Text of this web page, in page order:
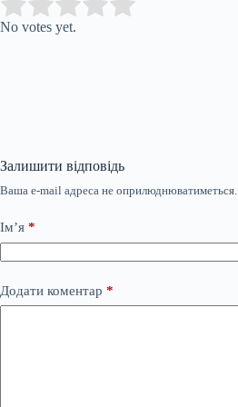
Rate this item:
No votes yet.
Залишити відповідь
Ваша e-mail адреса не оприлюднюватиметься.
Ім’я *
Додати коментар *